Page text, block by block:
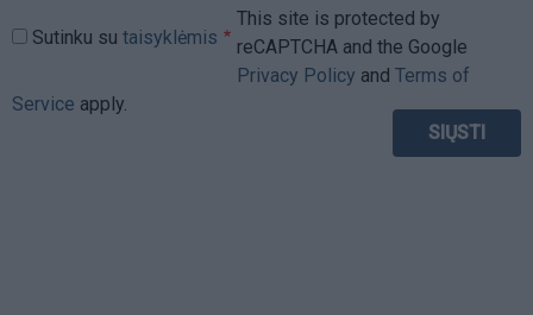
Sutinku su taisyklėmis
This site is protected by
reCAPTCHA and the Google
Privacy Policy and Terms of
Service apply.